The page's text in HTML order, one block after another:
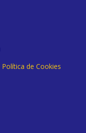
Política de Cookies